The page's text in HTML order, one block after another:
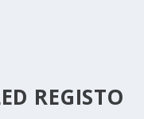
REGISTO